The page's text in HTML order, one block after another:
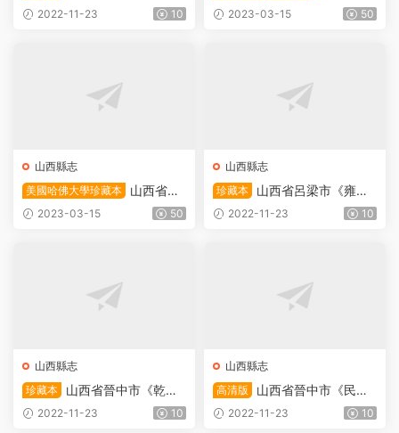
左雲縣志》全四卷 清餘蔔頤
2022-11-23 10
治市《乾隆重修襄垣縣志》全
2023-03-15 50
山西縣志
美國哈佛大學珍藏本
山西省太
原市《雍正重修太原縣志》全
2023-03-15 50
山西縣志
珍藏本
山西省呂梁市《雍正
重修岚縣志》全十六卷 清沈
2022-11-23 10
山西縣志
珍藏本
山西省晉中市《乾隆
重修和順縣志》全八卷首一卷
2022-11-23 10
山西縣志
高清版
山西省晉中市《民國
重修和順縣志》全十卷 張夔
2022-11-23 10